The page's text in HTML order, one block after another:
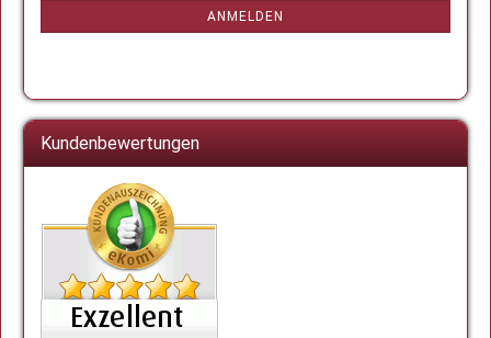
ANMELDEN
Kundenbewertungen